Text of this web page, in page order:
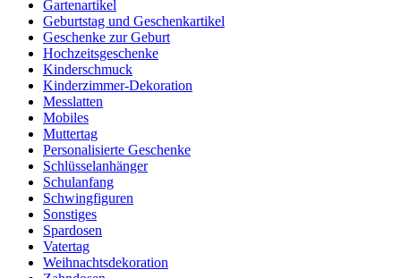
Gartenartikel
Geburtstag und Geschenkartikel
Geschenke zur Geburt
Hochzeitsgeschenke
Kinderschmuck
Kinderzimmer-Dekoration
Messlatten
Mobiles
Muttertag
Personalisierte Geschenke
Schlüsselanhänger
Schulanfang
Schwingfiguren
Sonstiges
Spardosen
Vatertag
Weihnachtsdekoration